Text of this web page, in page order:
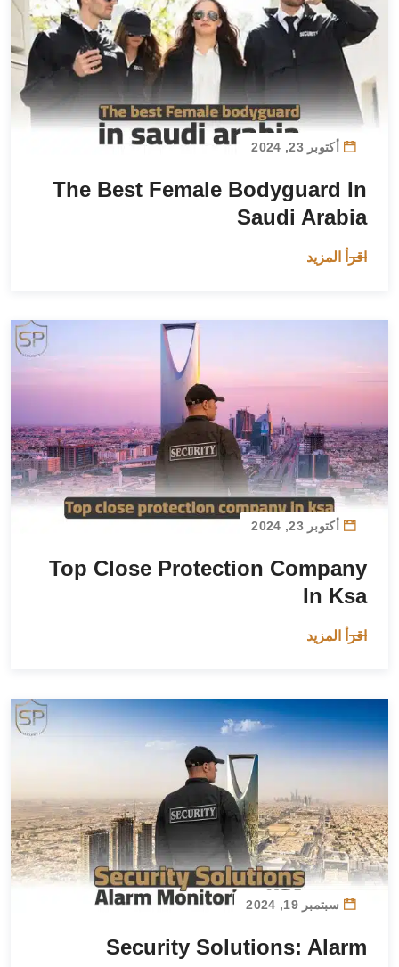
أكتوبر 23, 2024
The Best Female Bodyguard In
Saudi Arabia
اقرأ المزيد
أكتوبر 23, 2024
Top Close Protection Company
In Ksa
اقرأ المزيد
سبتمبر 19, 2024
Security Solutions: Alarm